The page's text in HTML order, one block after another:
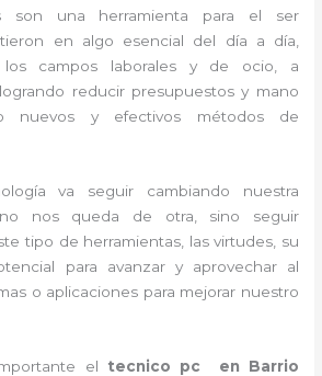
son una herramienta para el ser
en algo esencial del día a día,
los campos laborales y de ocio, a
reducir presupuestos y mano
nuevos y efectivos métodos de
va seguir cambiando nuestra
nos queda de otra, sino seguir
tipo de herramientas, las virtudes, su
para avanzar y aprovechar al
o aplicaciones para mejorar nuestro
el tecnico pc en Barrio